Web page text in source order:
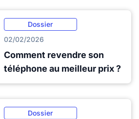
Dossier
02/02/2026
Comment revendre son
téléphone au meilleur prix ?
Dossier